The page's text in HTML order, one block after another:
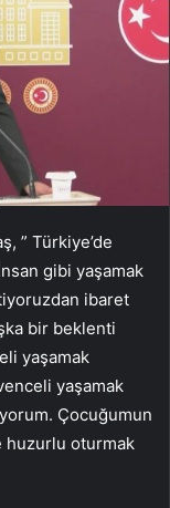
” Türkiye’de
gibi yaşamak
ibaret
bir beklenti
yaşamak
yaşamak
Çocuğumun
huzurlu oturmak